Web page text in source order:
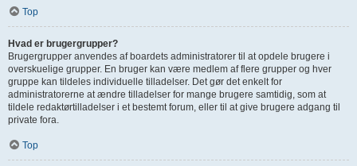
Top
Hvad er brugergrupper?
Brugergrupper anvendes af boardets administratorer til at opdele brugere i
overskuelige grupper. En bruger kan være medlem af flere grupper og hver
gruppe kan tildeles individuelle tilladelser. Det gør det enkelt for
administratorerne at ændre tilladelser for mange brugere samtidig, som at
tildele redaktørtilladelser i et bestemt forum, eller til at give brugere adgang til
private fora.
Top